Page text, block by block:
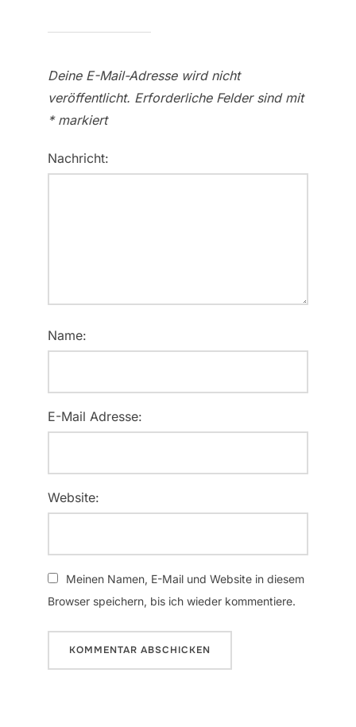
Deine E-Mail-Adresse wird nicht
veröffentlicht. Erforderliche Felder sind mit
*markiert
Nachricht:
Name:
E-Mail Adresse:
Website:
Meinen Namen, E-Mail und Website in diesem
Browser speichern, bis ich wieder kommentiere.